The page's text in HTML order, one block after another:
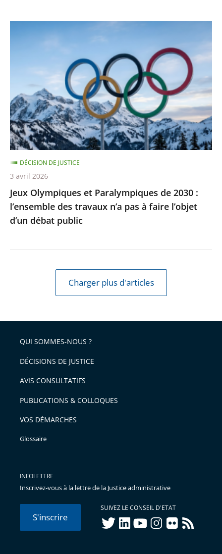
Olympiques
Paralympiques
2030
:
l’ensemble
des
travaux
n’a
pas
à
faire
l’objet
Jeux Olympiques et Paralympiques de 2030 :
l’ensemble des travaux n’a pas à faire l’objet
d’un débat public
DÉCISION DE JUSTICE
3 avril 2026
Charger plus d'articles
QUI SOMMES-NOUS ?
DÉCISIONS DE JUSTICE
AVIS CONSULTATIFS
PUBLICATIONS & COLLOQUES
VOS DÉMARCHES
Glossaire
INFOLETTRE
Inscrivez-vous à la lettre de la Justice administrative
S'inscrire
SUIVEZ LE CONSEIL D'ETAT
twitterlinkedInyoutubeinstagram
flickr rss